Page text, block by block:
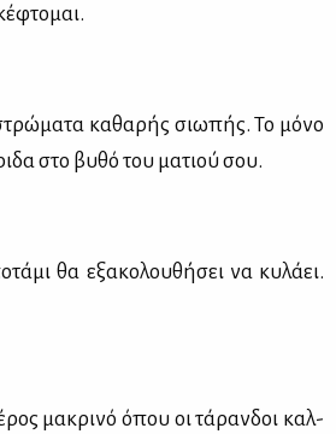
κα­θα­ρής σιω­πής. Το μό­νο
στο βυ­θό του μα­τιού σου.
θα εξα­κο­λου­θή­σει να κυ­λά­ει.
μα­κρι­νό όπου οι τά­ραν­δοι καλ­